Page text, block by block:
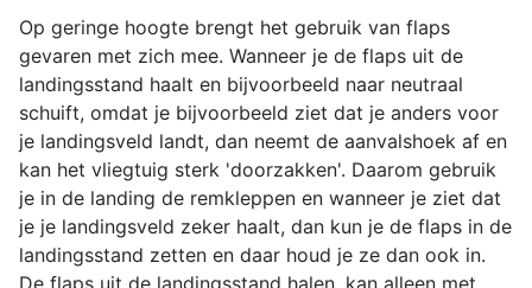
Op geringe hoogte brengt het gebruik van flaps
gevaren met zich mee. Wanneer je de flaps uit de
landingsstand haalt en bijvoorbeeld naar neutraal
schuift, omdat je bijvoorbeeld ziet dat je anders voor
je landingsveld landt, dan neemt de aanvalshoek af en
kan het vliegtuig sterk 'doorzakken'. Daarom gebruik
je in de landing de remkleppen en wanneer je ziet dat
je je landingsveld zeker haalt, dan kun je de flaps in de
landingsstand zetten en daar houd je ze dan ook in.